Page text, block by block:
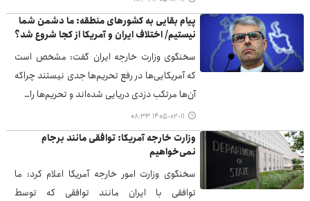
پیام بقایی به کشورهای منطقه: ما دشمن شما
نیستیم/ اختلاف ایران و آمریکا از کجا شروع شد؟
سخنگوی وزارت خارجه ایران گفت: مشخص است
که آمریکایی‌ها در رفع تحریم‌ها جدی نیستند چراکه
آن‌ها مرتکب دزدی دریایی شده‌اند و تحریم‌ها را…
۱۴۰۵-۰۲-۱۱ ۰۸:۳۳
وزارت خارجه آمریکا: توافقی مانند برجام
نمی‌خواهیم
سخنگوی وزارت امور خارجه آمریکا اعلام کرد: ما
توافقی با ایران مانند توافقی که توسط